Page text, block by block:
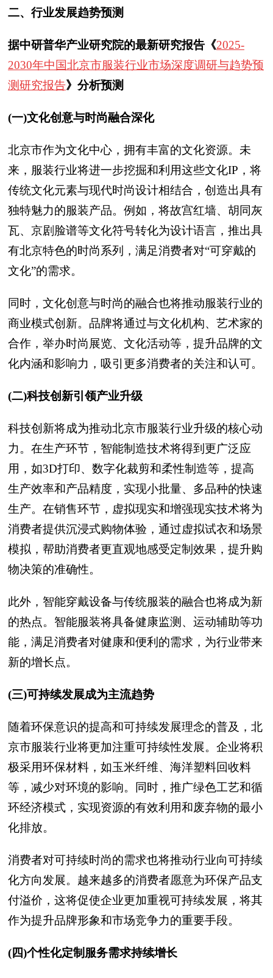
二、行业发展趋势预测
据中研普华产业研究院的最新研究报告《2025-
2030年中国北京市服装行业市场深度调研与趋势预
测研究报告》 分析预测
(一)文化创意与时尚融合深化
北京市作为文化中心，拥有丰富的文化资源。未
来，服装行业将进一步挖掘和利用这些文化IP，将
传统文化元素与现代时尚设计相结合，创造出具有
独特魅力的服装产品。例如，将故宫红墙、胡同灰
瓦、京剧脸谱等文化符号转化为设计语言，推出具
有北京特色的时尚系列，满足消费者对“可穿戴的
文化”的需求。
同时，文化创意与时尚的融合也将推动服装行业的
商业模式创新。品牌将通过与文化机构、艺术家的
合作，举办时尚展览、文化活动等，提升品牌的文
化内涵和影响力，吸引更多消费者的关注和认可。
(二)科技创新引领产业升级
科技创新将成为推动北京市服装行业升级的核心动
力。在生产环节，智能制造技术将得到更广泛应
用，如3D打印、数字化裁剪和柔性制造等，提高
生产效率和产品精度，实现小批量、多品种的快速
生产。在销售环节，虚拟现实和增强现实技术将为
消费者提供沉浸式购物体验，通过虚拟试衣和场景
模拟，帮助消费者更直观地感受定制效果，提升购
物决策的准确性。
此外，智能穿戴设备与传统服装的融合也将成为新
的热点。智能服装将具备健康监测、运动辅助等功
能，满足消费者对健康和便利的需求，为行业带来
新的增长点。
(三)可持续发展成为主流趋势
随着环保意识的提高和可持续发展理念的普及，北
京市服装行业将更加注重可持续性发展。企业将积
极采用环保材料，如玉米纤维、海洋塑料回收料
等，减少对环境的影响。同时，推广绿色工艺和循
环经济模式，实现资源的有效利用和废弃物的最小
化排放。
消费者对可持续时尚的需求也将推动行业向可持续
化方向发展。越来越多的消费者愿意为环保产品支
付溢价，这将促使企业更加重视可持续发展，将其
作为提升品牌形象和市场竞争力的重要手段。
(四)个性化定制服务需求持续增长